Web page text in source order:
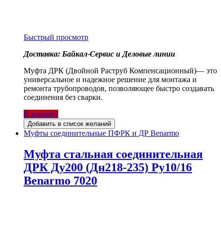
Быстрый просмотр
Доставка: Байкал-Сервис и Деловые линии
Муфта ДРК (Двойной Раструб Компенсационный)— это
универсальное и надежное решение для монтажа и
ремонта трубопроводов, позволяющее быстро создавать
соединения без сварки.
В корзину
Добавить в список желаний
Муфты соединительные ПФРК и ДР Benarmo
Муфта стальная соединительная
ДРК Ду200 (Дн218-235) Ру10/16
Benarmo 7020